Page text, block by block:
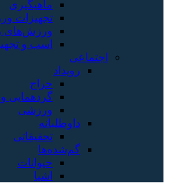
ماهیگیری
تجهیزات
ورزش‌های
اسب و
اجتماعی
رویداد
حراج
گردهمایی
ورزشی
داوطلبانه
تحقیقاتی
گم‌شده‌ها
حیوانات
اشیا